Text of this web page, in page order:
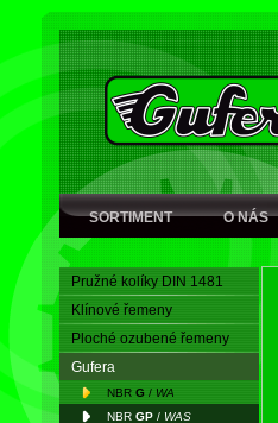
SORTIMENT O NÁS
Pružné kolíky DIN 1481
Klínové řemeny
Ploché ozubené řemeny
Gufera
NBR G / WA
NBR GP / WAS